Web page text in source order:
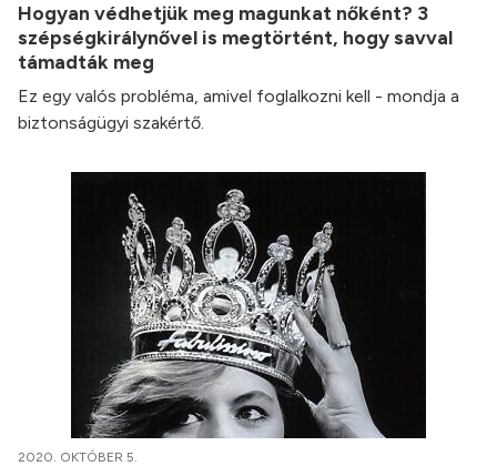
Hogyan védhetjük meg magunkat nőként? 3
szépségkirálynővel is megtörtént, hogy savval
támadták meg
Ez egy valós probléma, amivel foglalkozni kell - mondja a
biztonságügyi szakértő.
2020. OKTÓBER 5.